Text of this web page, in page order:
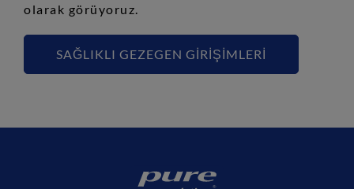
olarak görüyoruz.
SAĞLIKLI GEZEGEN GİRİŞİMLERİ